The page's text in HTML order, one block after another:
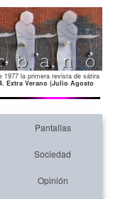
1977 la primera revista de sátira
Extra Verano (Julio Agosto
Pantallas
Sociedad
Opinión